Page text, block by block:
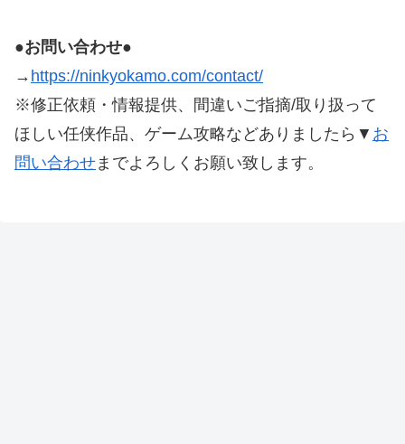
●お問い合わせ●
→ https://ninkyokamo.com/contact/
※修正依頼・情報提供、間違いご指摘/取り扱って
ほしい任侠作品、ゲーム攻略などありましたら▼ お
問い合わせ までよろしくお願い致します。